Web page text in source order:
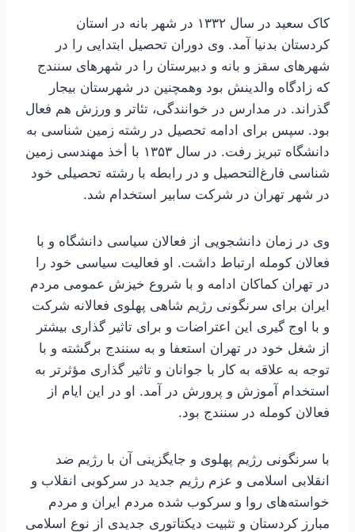
کاک سعید در سال ۱۳۳۲ در شهر بانه در استان
کردستان بدنیا آمد. وی دوران تحصیل ابتدایی را در
شهرهای سقز و بانه و دبیرستان را در شهرهای سنندج
که زادگاه والدینش بود وهمچنین در شهرستان بیجار
گذراند. در مدارس در خوانندگی، تئاتر و ورزش هم فعال
بود. سپس برای ادامه تحصیل در رشته زمین شناسی به
دانشگاه تبریز رفت. در سال ۱۳۵۳ با أخذ مهندسی زمین
شناسی فارغ‌التحصیل و در رابطه با رشته تحصیلی خود
در شهر تهران در شرکت سابیر استخدام شد.
وی در زمان دانشجویی از فعالان سیاسی دانشگاه و با
فعالان کومله ارتباط داشت. او فعالیت سیاسی خود را
در تهران کماکان ادامه و با شروع خیزش عمومی مردم
ایران برای سرنگونی رژیم شاهی پهلوی فعالانه شرکت
و با اوج گیری این اعتراضات و برای تاثیر گذاری بیشتر
از شغل خود در تهران استعفا و به سنندج برگشته و با
توجه به علاقه به کار با جوانان و تاثیر گذاری مؤثرتر به
استخدام آموزش و پرورش در آمد. او در این ایام از
فعالان کومله در سنندج بود.
با سرنگونی رژیم پهلوی و جایگزینی آن با رژیم ضد
انقلابی اسلامی و عزم رژیم جدید در سرکوبی انقلاب و
خواسته‌های روا و سرکوب شده مردم ایران و مردم
مبارز کردستان و تثبیت دیکتاتوری جدیدی از نوع اسلامی